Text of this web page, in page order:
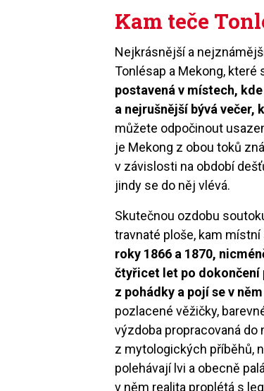
Kam teče
Nejkrásnější a
Tonlésap a Mekong,
postavená v místech,
a nejrušnější bývá večer,
můžete odpočinout
je Mekong z obou toků
v závislosti na období
jindy se do něj vlévá.
Skutečnou ozdobu
travnaté ploše, kam
roky 1866 a 1870,
čtyřicet let po dokončení
z pohádky a pojí se v
pozlacené věžičky,
výzdoba propracovaná
z mytologických příběhů,
polehávají lvi a obecně
v něm realita proplétá s